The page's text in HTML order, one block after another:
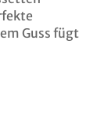
Guss fügt